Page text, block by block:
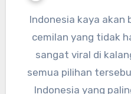
Indonesia kaya akan beragam makanan dan
cemilan yang tidak
sangat viral di
semua pilihan
Indonesia yang